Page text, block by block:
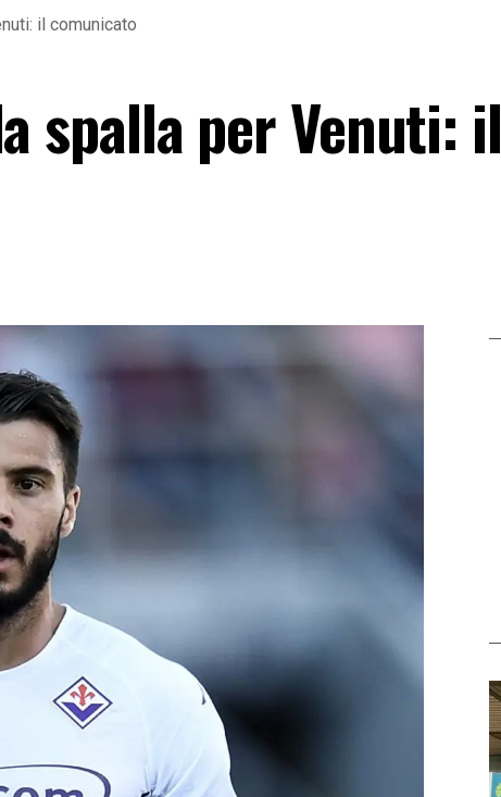
il comunicato
spalla per Venuti: il